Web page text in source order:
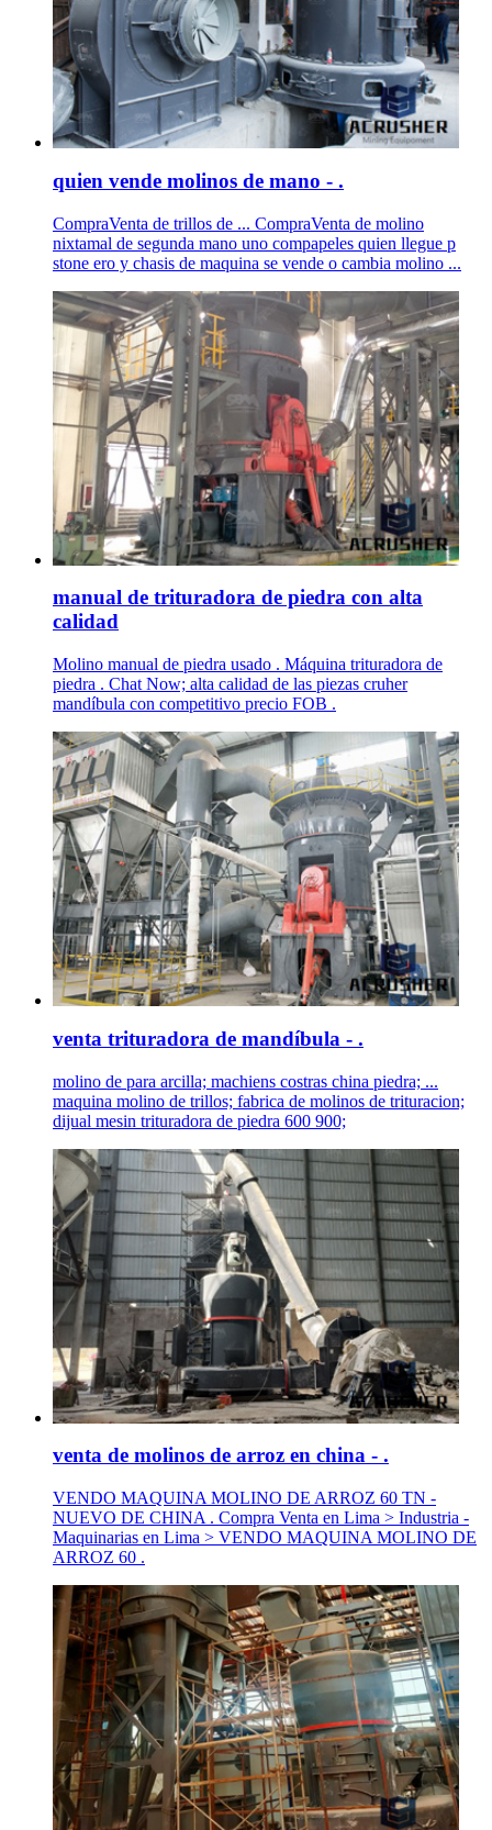
quien vende molinos de mano - .
CompraVenta de trillos de ... CompraVenta de molino
nixtamal de segunda mano uno compapeles quien llegue p
stone ero y chasis de maquina se vende o cambia molino ...
manual de trituradora de piedra con alta
calidad
Molino manual de piedra usado . Máquina trituradora de
piedra . Chat Now; alta calidad de las piezas cruher
mandíbula con competitivo precio FOB .
venta trituradora de mandíbula - .
molino de para arcilla; machiens costras china piedra; ...
maquina molino de trillos; fabrica de molinos de trituracion;
dijual mesin trituradora de piedra 600 900;
venta de molinos de arroz en china - .
VENDO MAQUINA MOLINO DE ARROZ 60 TN -
NUEVO DE CHINA . Compra Venta en Lima > Industria -
Maquinarias en Lima > VENDO MAQUINA MOLINO DE
ARROZ 60 .